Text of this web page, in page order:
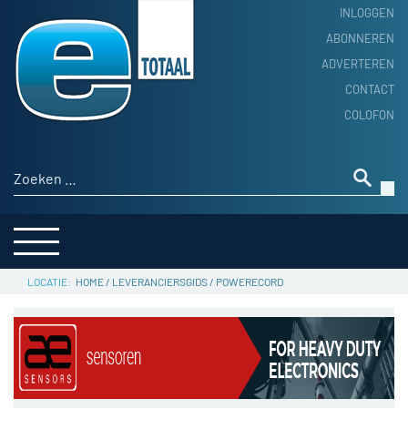
INLOGGEN
ABONNEREN
ADVERTEREN
CONTACT
COLOFON
Zoeken naar:
HOME
PRODUCTNIEUWS
ACHTERGROND
THEMA’S
SERVICE
HOME/ LEVERANCIERSGIDS/ POWERECORD